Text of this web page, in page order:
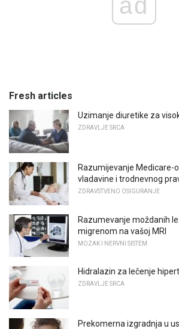
ad
Fresh articles
Uzimanje diuretike za
ZDRAVLJE SRCA
Razumijevanje Medicare-
vladavine i trodnevnog
ZDRAVSTVENO OSIGURANJE
Razumevanje moždanih
migrenom na vašoj MRI
MOZAK I NERVNI SISTEM
Hidralazin za lečenje
ZDRAVLJE SRCA
Prekomerna izgradnja u